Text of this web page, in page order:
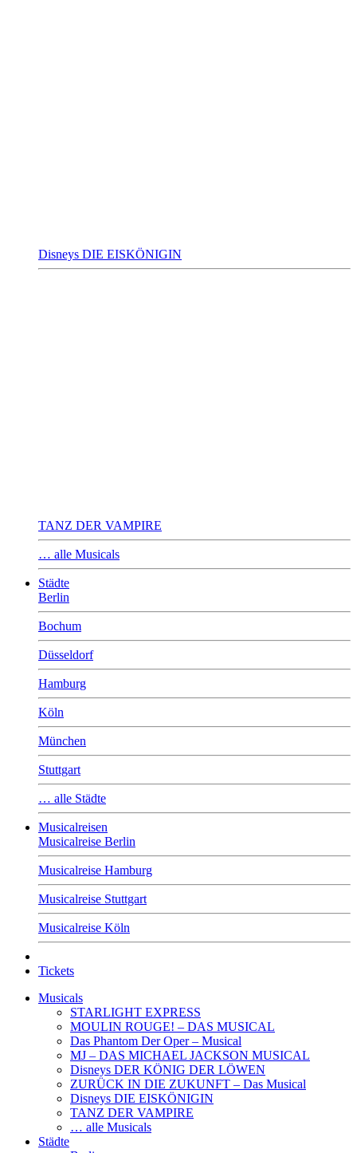
Disneys DIE EISKÖNIGIN
TANZ DER VAMPIRE
… alle Musicals
Städte
Berlin
Bochum
Düsseldorf
Hamburg
Köln
München
Stuttgart
… alle Städte
Musicalreisen
Musicalreise Berlin
Musicalreise Hamburg
Musicalreise Stuttgart
Musicalreise Köln
Tickets
Musicals
STARLIGHT EXPRESS
MOULIN ROUGE! – DAS MUSICAL
Das Phantom Der Oper – Musical
MJ – DAS MICHAEL JACKSON MUSICAL
Disneys DER KÖNIG DER LÖWEN
ZURÜCK IN DIE ZUKUNFT – Das Musical
Disneys DIE EISKÖNIGIN
TANZ DER VAMPIRE
… alle Musicals
Städte